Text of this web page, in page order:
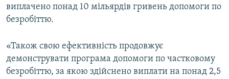
виплачено понад 10 мільярдів гривень допомоги по
безробіттю.
«Також свою ефективність продовжує
демонструвати програма допомоги по частковому
безробіттю, за якою здійснено виплати на понад 2,5